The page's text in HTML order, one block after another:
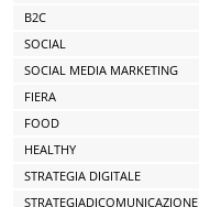
B2C
SOCIAL
SOCIAL MEDIA MARKETING
FIERA
FOOD
HEALTHY
STRATEGIA DIGITALE
STRATEGIADICOMUNICAZIONE